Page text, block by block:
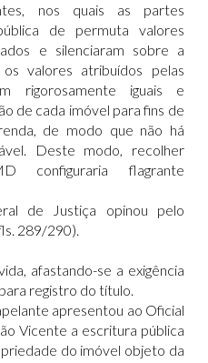
nos quais as partes
de permuta valores
e silenciaram sobre a
valores atribuídos pelas
rigorosamente iguais e
de cada imóvel para fins de
de modo que não há
Deste modo, recolher
configuraria flagrante
de Justiça opinou pelo
289/290).
afastando-se a exigência
registro do título.
apresentou ao Oficial
Vicente a escritura pública
do imóvel objeto da